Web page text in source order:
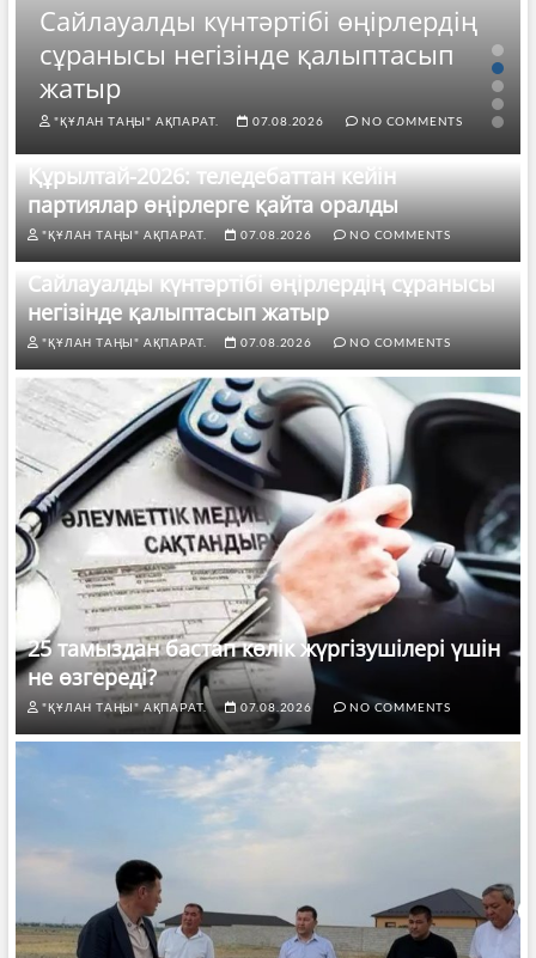
Сайлауалды күнтәртібі өңірлердің
сұранысы негізінде қалыптасып
жатыр
"ҚҰЛАН ТАҢЫ" АҚПАРАТ. 07.08.2026 NO COMMENTS
Құрылтай-2026: теледебаттан кейін
партиялар өңірлерге қайта оралды
"ҚҰЛАН ТАҢЫ" АҚПАРАТ. 07.08.2026 NO COMMENTS
Сайлауалды күнтәртібі өңірлердің сұранысы
негізінде қалыптасып жатыр
"ҚҰЛАН ТАҢЫ" АҚПАРАТ. 07.08.2026 NO COMMENTS
25 тамыздан бастап көлік жүргізушілері үшін
не өзгереді?
"ҚҰЛАН ТАҢЫ" АҚПАРАТ. 07.08.2026 NO COMMENTS